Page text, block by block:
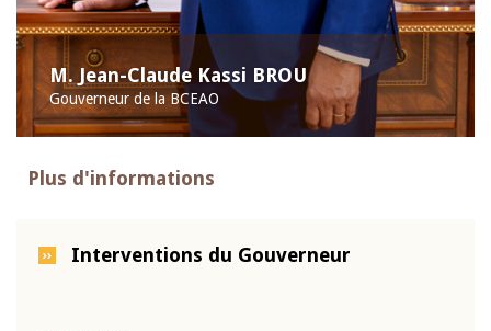
M. Jean-Claude Kassi BROU
Gouverneur de la BCEAO
Plus d'informations
Interventions du Gouverneur